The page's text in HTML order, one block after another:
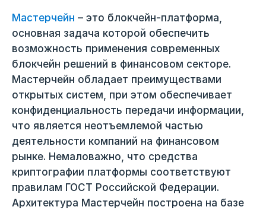
Мастерчейн – это блокчейн-платформа,
основная задача которой обеспечить
возможность применения современных
блокчейн решений в финансовом секторе.
Мастерчейн обладает преимуществами
открытых систем, при этом обеспечивает
конфиденциальность передачи информации,
что является неотъемлемой частью
деятельности компаний на финансовом
рынке. Немаловажно, что средства
криптографии платформы соответствуют
правилам ГОСТ Российской Федерации.
Архитектура Мастерчейн построена на базе